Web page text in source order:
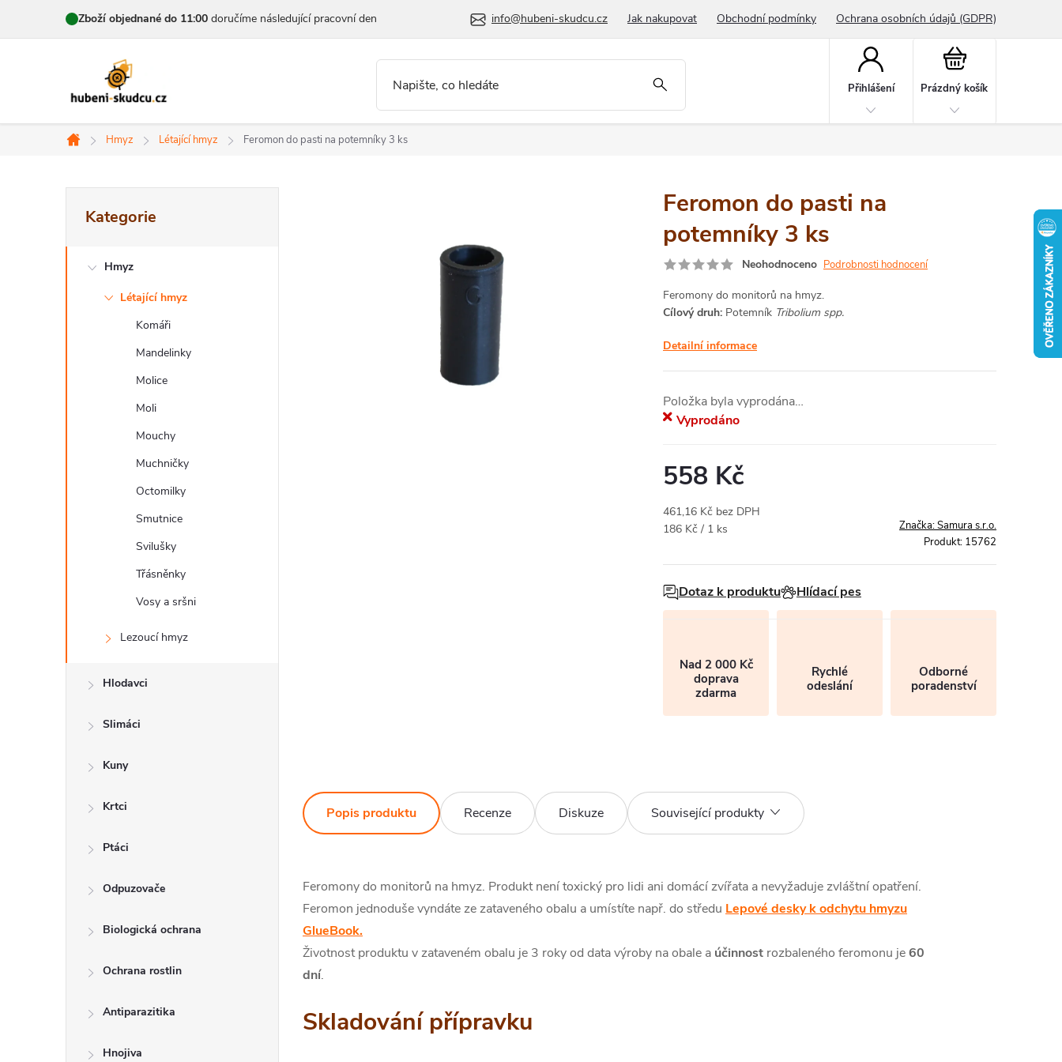
Zboží objednané do 11:00 doručíme následující pracovní den info@hubeni-skudcu.cz Jak nakupovat Obchodní podmínky Ochrana osobních údajů (GDPR)
Přihlášení
Nákupní
Prázdný košík
Domů
Hmyz Létající hmyz Feromon do pasti na potemníky 3 ks
kategorie
Kategorie
Hmyz
Létající hmyz
Komáři
Mandelinky
Molice
Moli
Mouchy
Muchničky
Octomilky
Smutnice
Svilušky
Třásněnky
Vosy a sršni
Lezoucí hmyz
Hlodavci
Slimáci
Kuny
Krtci
Ptáci
Odpuzovače
Biologická ochrana
Ochrana rostlin
Antiparazitika
Hnojiva
Feromon do pasti na
potemníky 3 ks
Neohodnoceno Podrobnosti hodnocení
Feromony do monitorů na hmyz.
Cílový druh: Potemník Tribolium spp.
Detailní informace
Položka byla vyprodána…
Vyprodáno
558 Kč
461,16 Kč bez DPH
Měrná
186 Kč / 1 ks Značka:Samura s.r.o.
Produkt: 15762
Dotaz k produktu Hlídací pes
Nad 2 000 Kč
doprava
zdarma
Rychlé
odeslání
Odborné
poradenství
Popis produktu Recenze Diskuze Související produkty
Feromony do monitorů na hmyz. Produkt není toxický pro lidi ani domácí zvířata a nevyžaduje zvláštní opatření.
Feromon jednoduše vyndáte ze zataveného obalu a umístíte např. do středu Lepové desky k odchytu hmyzu
GlueBook.
Životnost produktu v zataveném obalu je 3 roky od data výroby na obale a účinnost rozbaleného feromonu je60
dní.
Skladování přípravku